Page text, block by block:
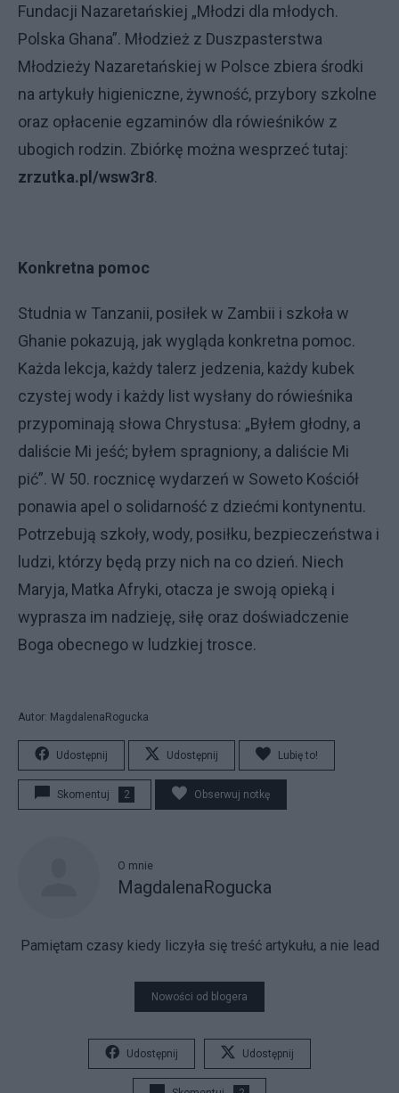
Fundacji Nazaretańskiej „Młodzi dla młodych.
Polska Ghana”. Młodzież z Duszpasterstwa
Młodzieży Nazaretańskiej w Polsce zbiera środki
na artykuły higieniczne, żywność, przybory szkolne
oraz opłacenie egzaminów dla rówieśników z
ubogich rodzin. Zbiórkę można wesprzeć tutaj:
zrzutka.pl/wsw3r8.
Konkretna pomoc
Studnia w Tanzanii, posiłek w Zambii i szkoła w
Ghanie pokazują, jak wygląda konkretna pomoc.
Każda lekcja, każdy talerz jedzenia, każdy kubek
czystej wody i każdy list wysłany do rówieśnika
przypominają słowa Chrystusa: „Byłem głodny, a
daliście Mi jeść; byłem spragniony, a daliście Mi
pić”. W 50. rocznicę wydarzeń w Soweto Kościół
ponawia apel o solidarność z dziećmi kontynentu.
Potrzebują szkoły, wody, posiłku, bezpieczeństwa i
ludzi, którzy będą przy nich na co dzień. Niech
Maryja, Matka Afryki, otacza je swoją opieką i
wyprasza im nadzieję, siłę oraz doświadczenie
Boga obecnego w ludzkiej trosce.
Autor: MagdalenaRogucka
Udostępnij Udostępnij Lubię to!
Skomentuj 2 Obserwuj notkę
O mnie
MagdalenaRogucka
Pamiętam czasy kiedy liczyła się treść artykułu, a nie lead
Nowości od blogera
Udostępnij Udostępnij